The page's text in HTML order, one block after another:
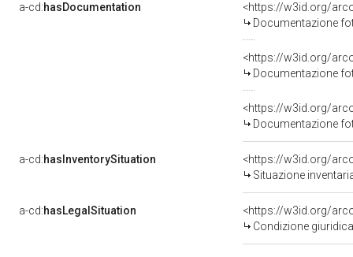
a-cd:hasDocumentation
Documentazione
Documentazione
Documentazione
a-cd:hasInventorySituation
<https://w3id.org/
Situazione
a-cd:hasLegalSituation
<https://w3id.org/
Condizione